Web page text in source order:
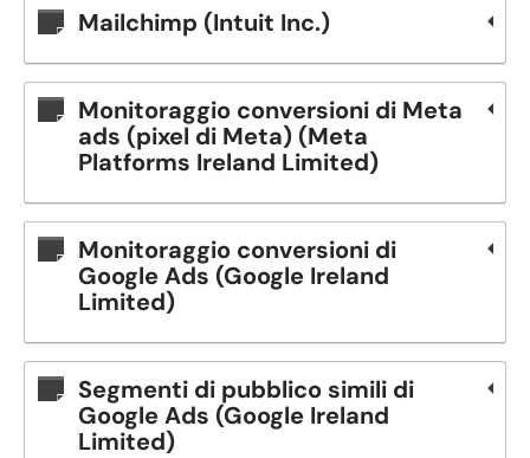
Mailchimp (Intuit Inc.)
Monitoraggio conversioni di Meta
ads (pixel di Meta) (Meta
Platforms Ireland Limited)
Monitoraggio conversioni di
Google Ads (Google Ireland
Limited)
Segmenti di pubblico simili di
Google Ads (Google Ireland
Limited)